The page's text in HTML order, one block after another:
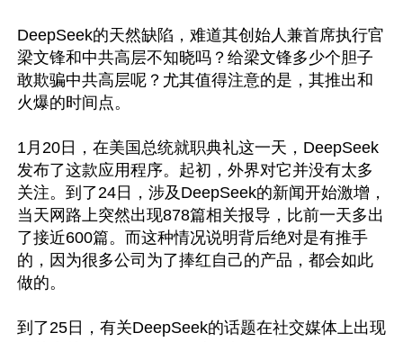
DeepSeek的天然缺陷，难道其创始人兼首席执行官
梁文锋和中共高层不知晓吗？给梁文锋多少个胆子
敢欺骗中共高层呢？尤其值得注意的是，其推出和
火爆的时间点。
1月20日，在美国总统就职典礼这一天，DeepSeek
发布了这款应用程序。起初，外界对它并没有太多
关注。到了24日，涉及DeepSeek的新闻开始激增，
当天网路上突然出现878篇相关报导，比前一天多出
了接近600篇。而这种情况说明背后绝对是有推手
的，因为很多公司为了捧红自己的产品，都会如此
做的。
到了25日，有关DeepSeek的话题在社交媒体上出现